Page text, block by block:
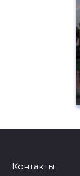
Контакты